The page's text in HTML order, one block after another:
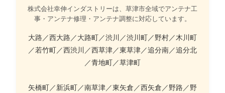
株式会社幸伸インダストリーは、草津市全域でアンテナ工
事・アンテナ修理・アンテナ調整に対応しています。
大路／西大路／大路町／渋川／渋川町／野村／木川町
／若竹町／西渋川／西草津／東草津／追分南／追分北
／青地町／草津町
矢橋町／新浜町／南草津／東矢倉／西矢倉／野路／野